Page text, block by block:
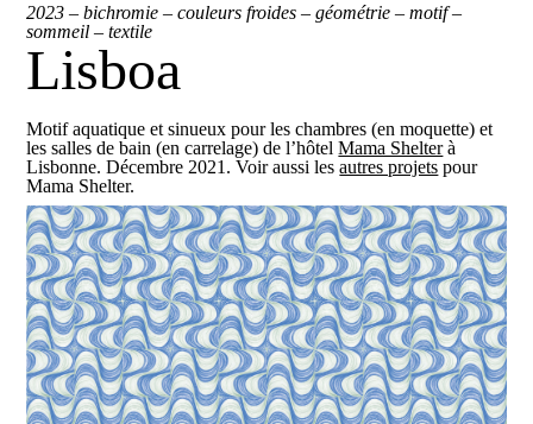
2023 –bichromie –couleurs froides –géométrie –motif–
sommeil –textile
Lisboa
Motif aquatique et sinueux pour les chambres (en moquette) et
les salles de bain (en carrelage) de l’hôtelMama Shelterà
Lisbonne. Décembre 2021. Voir aussi lesautres projets pour
Mama Shelter.